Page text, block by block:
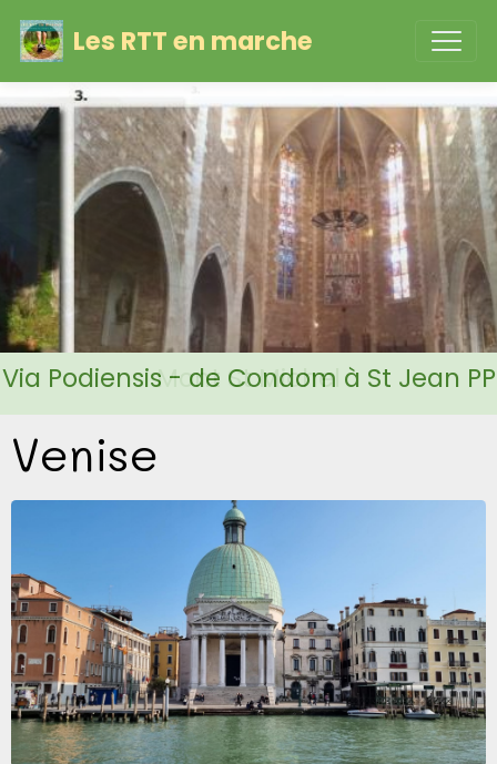
Les RTT en marche
Via Podiensis - de Condom à St Jean PP
Venise